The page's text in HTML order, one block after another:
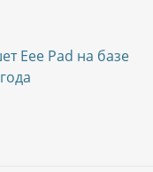
Eee Pad на базе